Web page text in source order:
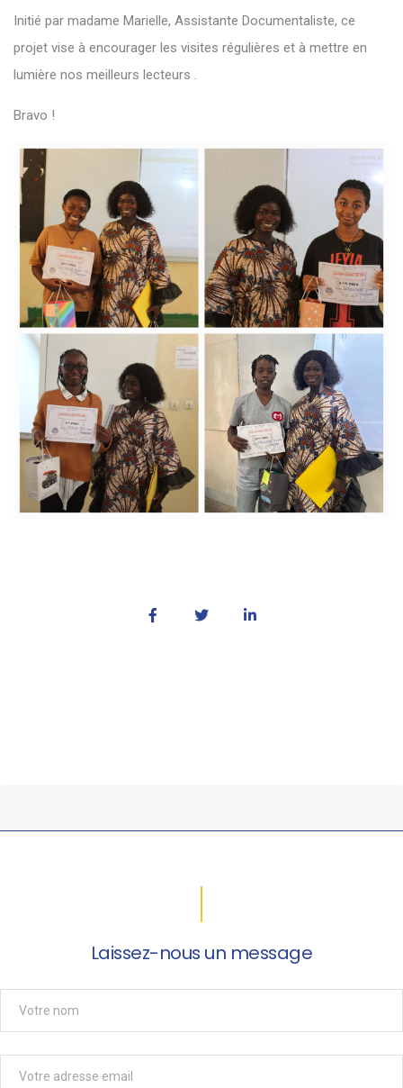
Initié par madame Marielle, Assistante Documentaliste, ce
projet vise à encourager les visites régulières et à mettre en
lumière nos meilleurs lecteurs .
Bravo !
Laissez-nous un message